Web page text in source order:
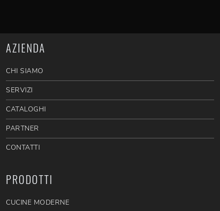
AZIENDA
CHI SIAMO
SERVIZI
CATALOGHI
PARTNER
CONTATTI
PRODOTTI
CUCINE MODERNE